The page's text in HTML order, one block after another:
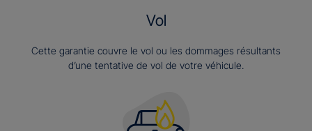
Vol
Cette garantie couvre le vol ou les dommages résultants
d’une tentative de vol de votre véhicule.